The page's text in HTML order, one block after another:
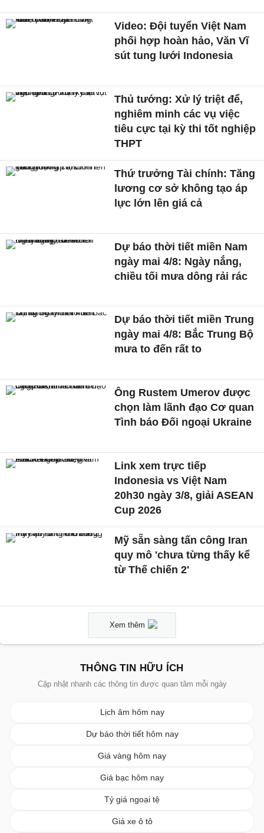
Video: Đội tuyển Việt Nam
phối hợp hoàn hảo, Văn Vĩ
sút tung lưới Indonesia
Thủ tướng: Xử lý triệt để,
nghiêm minh các vụ việc
tiêu cực tại kỳ thi tốt nghiệp
THPT
Thứ trưởng Tài chính: Tăng
lương cơ sở không tạo áp
lực lớn lên giá cả
Dự báo thời tiết miền Nam
ngày mai 4/8: Ngày nắng,
chiều tối mưa dông rải rác
Dự báo thời tiết miền Trung
ngày mai 4/8: Bắc Trung Bộ
mưa to đến rất to
Ông Rustem Umerov được
chọn làm lãnh đạo Cơ quan
Tình báo Đối ngoại Ukraine
Link xem trực tiếp
Indonesia vs Việt Nam
20h30 ngày 3/8, giải ASEAN
Cup 2026
Mỹ sẵn sàng tấn công Iran
quy mô 'chưa từng thấy kể
từ Thế chiến 2'
Xem thêm
THÔNG TIN HỮU ÍCH
Cập nhật nhanh các thông tin được quan tâm mỗi ngày
Lịch âm hôm nay
Dự báo thời tiết hôm nay
Giá vàng hôm nay
Giá bạc hôm nay
Tỷ giá ngoại tệ
Giá xe ô tô